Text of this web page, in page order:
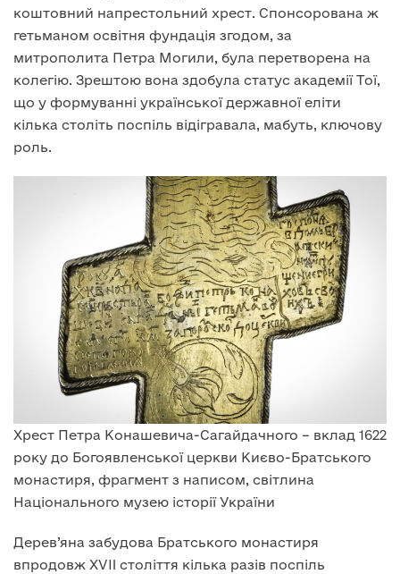
коштовний напрестольний хрест. Спонсорована ж
гетьманом освітня фундація згодом, за
митрополита Петра Могили, була перетворена на
колегію. Зрештою вона здобула статус академії Тої,
що у формуванні української державної еліти
кілька століть поспіль відігравала, мабуть, ключову
роль.
Хрест Петра Конашевича-Сагайдачного – вклад 1622
року до Богоявленської церкви Києво-Братського
монастиря, фрагмент з написом, світлина
Національного музею історії України
Дерев’яна забудова Братського монастиря
впродовж XVII століття кілька разів поспіль